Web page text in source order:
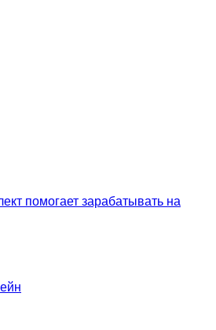
помогает зарабатывать на